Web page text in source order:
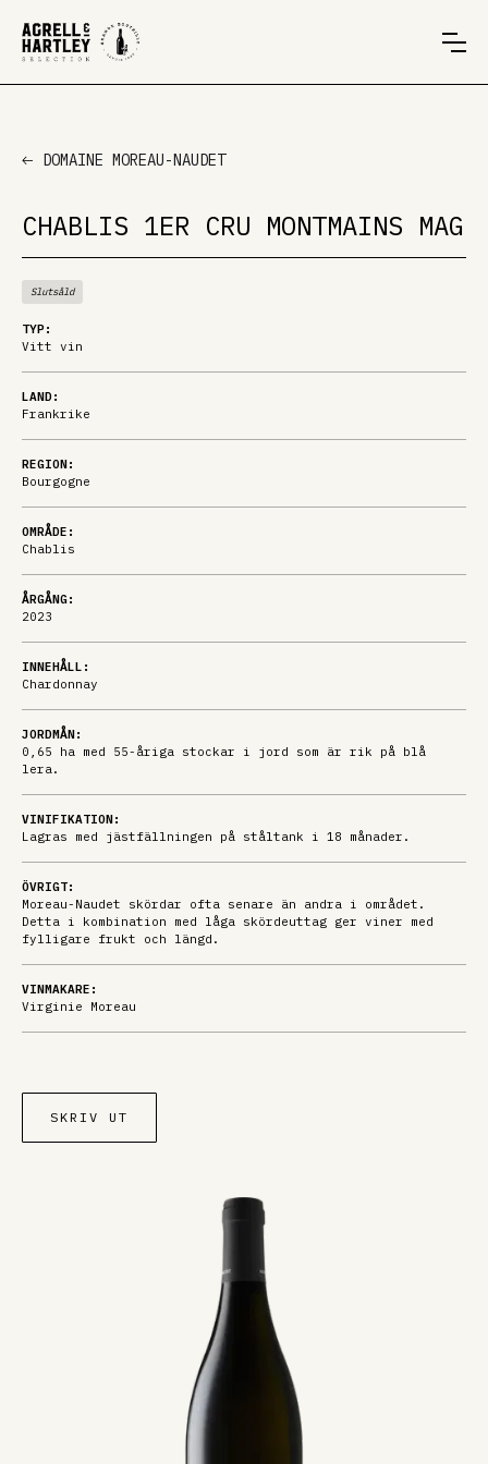
DOMAINE MOREAU-NAUDET
CHABLIS 1ER CRU MONTMAINS MAG
Slutsåld
TYP:
Vitt vin
LAND:
Frankrike
REGION:
Bourgogne
OMRÅDE:
Chablis
ÅRGÅNG:
2023
INNEHÅLL:
Chardonnay
JORDMÅN:
0,65 ha med 55-åriga stockar i jord som är rik på blå
lera.
VINIFIKATION:
Lagras med jästfällningen på ståltank i 18 månader.
ÖVRIGT:
Moreau-Naudet skördar ofta senare än andra i området.
Detta i kombination med låga skördeuttag ger viner med
fylligare frukt och längd.
VINMAKARE:
Virginie Moreau
SKRIV UT